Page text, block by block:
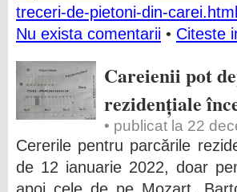
treceri-de-pietoni-din-carei.html
Nu exista comentarii • Citeste
Careienii pot
rezidențiale
• publicat la 22
Cererile pentru parcările
de 12 ianuarie 2022, doar